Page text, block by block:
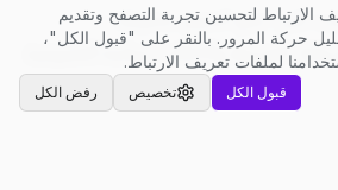
الارتباط لتحسين تجربة التصفح وتقديم
حركة المرور. بالنقر على "قبول الكل"،
لملفات تعريف الارتباط.
رفض الكل تخصيص قبول الكل
سياسة الخصوصية
الشروط والأحكام |